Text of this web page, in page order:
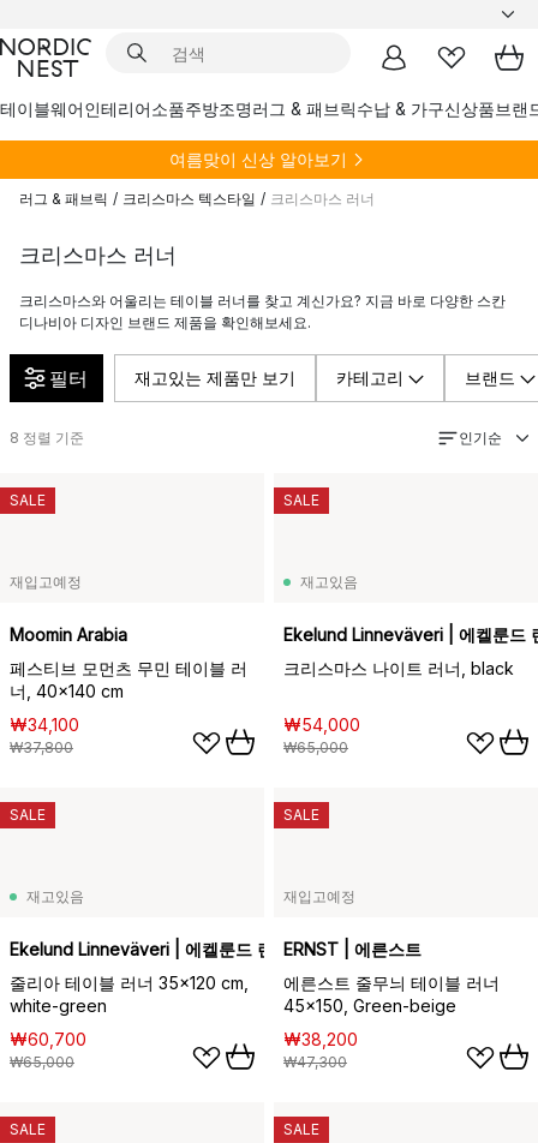
테이블웨어인테리어소품주방조명러그 & 패브릭수납 & 가구신상품브랜
여름맞이 신상 알아보기
러그 & 패브릭 / 크리스마스 텍스타일 / 크리스마스 러너
크리스마스 러너
크리스마스와 어울리는 테이블 러너를 찾고 계신가요? 지금 바로 다양한 스칸
디나비아 디자인 브랜드 제품을 확인해보세요.
필터 재고있는 제품만 보기 카테고리 브랜드
8 정렬 기준 인기순
재입고예정
Moomin Arabia
페스티브 모먼츠 무민 테이블 러
너, 40x140 cm
₩34,100
₩37,800
SALE
재고있음
Ekelund Linneväveri | 에켈룬드
크리스마스 나이트 러너, black
₩54,000
₩65,000
SALE
재고있음
Ekelund Linneväveri | 에켈룬드 린네바베리
줄리아 테이블 러너 35x120 cm,
white-green
₩60,700
₩65,000
SALE
재입고예정
ERNST | 에른스트
에른스트 줄무늬 테이블 러너
45x150, Green-beige
₩38,200
₩47,300
SALE
SALE SALE